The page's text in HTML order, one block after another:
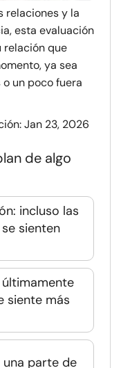
relaciones y la
esta evaluación
relación que
ya sea
un poco fuera
Jan 23, 2026
de algo
incluso las
sienten
siente más
parte de